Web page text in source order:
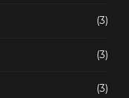
(3)
(3)
(3)